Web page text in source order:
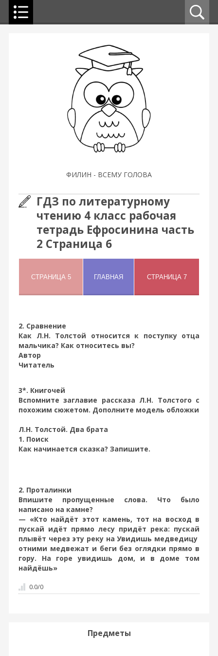
ФИЛИН - ВСЕМУ ГОЛОВА
ГДЗ по литературному
чтению 4 класс рабочая
тетрадь Ефросинина часть
2 Страница 6
2. Сравнение
Как Л.Н. Толстой относится к поступку отца
мальчика? Как относитесь вы?
Автор
Читатель
3*. Книгочей
Вспомните заглавие рассказа Л.Н. Толстого с
похожим сюжетом. Дополните модель обложки
Л.Н. Толстой. Два брата
1. Поиск
Как начинается сказка? Запишите.
2. Проталинки
Впишите пропущенные слова. Что было
написано на камне?
— «Кто найдёт этот камень, тот на восход в
пускай идёт прямо лесу придёт река: пускай
плывёт через эту реку на Увидишь медведицу
отними медвежат и беги без оглядки прямо в
гору. На горе увидишь дом, и в доме том
найдёшь»
0.0/0
Предметы